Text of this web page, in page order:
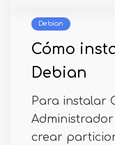
Debian
Cómo
Debian
Para instalar
crear